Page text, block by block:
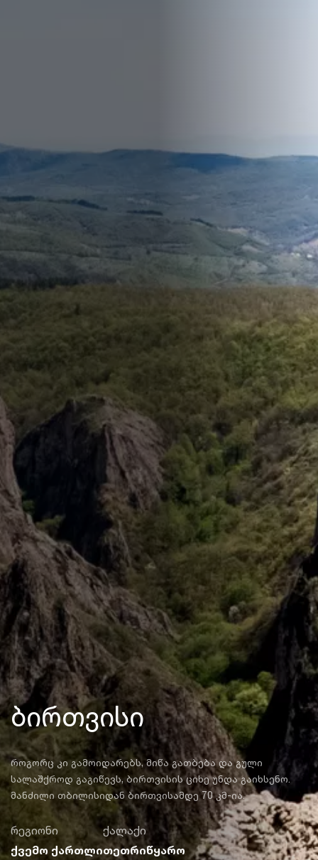
ბირთვისი
როგორც კი გამოიდარებს, მიწა გათბება და გული
სალაშქროდ გაგიწევს, ბირთვისის ციხე უნდა გაიხსენო.
მანძილი თბილისიდან ბირთვისამდე 70 კმ-ია.
რეგიონი
ქვემო ქართლი
ქალაქი
თეთრიწყარო